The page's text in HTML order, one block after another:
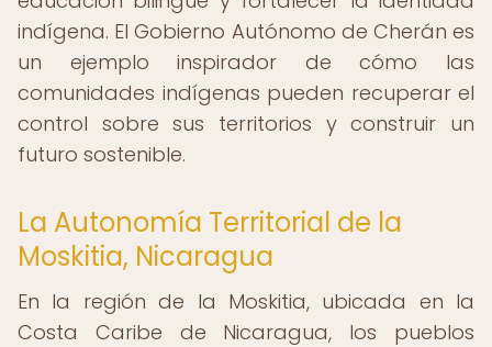
indígena. El Gobierno Autónomo de Cherán es
un ejemplo inspirador de cómo las
comunidades indígenas pueden recuperar el
control sobre sus territorios y construir un
futuro sostenible.
La Autonomía Territorial de la
Moskitia, Nicaragua
En la región de la Moskitia, ubicada en la
Costa Caribe de Nicaragua, los pueblos